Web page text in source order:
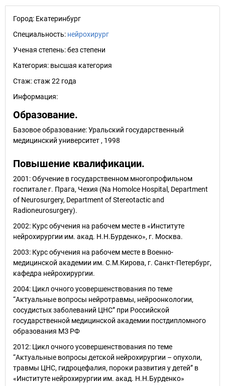
Город: Екатеринбург
Специальность: нейрохирург
Ученая степень:без степени
Категория: высшая категория
Стаж:стаж 22 года
Информация:
Образование.
Базовое образование: Уральский государственный
медицинский университет , 1998
Повышение квалификации.
2001: Обучение в государственном многопрофильном
госпитале г. Прага, Чехия (Na Homolce Hospital, Department
of Neurosurgery, Department of Stereotactic and
Radioneurosurgery).
2002: Курс обучения на рабочем месте в «Институте
нейрохирургии им. акад. Н.Н.Бурденко», г. Москва.
2003: Курс обучения на рабочем месте в Военно-
медицинской академии им. С.М.Кирова, г. Санкт-Петербург,
кафедра нейрохирургии.
2004: Цикл очного усовершенствования по теме
“Актуальные вопросы нейротравмы, нейроонкологии,
сосудистых заболеваний ЦНС” при Российской
государственной медицинской академии постдипломного
образования МЗ РФ
2012: Цикл очного усовершенствования по теме
“Актуальные вопросы детской нейрохирургии – опухоли,
травмы ЦНС, гидроцефалия, пороки развития у детей” в
«Институте нейрохирургии им. акад. Н.Н.Бурденко»